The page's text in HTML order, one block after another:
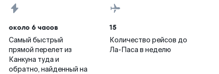
около 6 часов
Самый быстрый
прямой перелет из
Канкуна туда и
обратно, найденный на
15
Количество рейсов до
Ла-Паса в неделю